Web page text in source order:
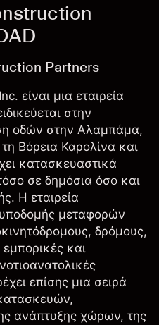
Partners
είναι μια εταιρεία
στην
οδών στην Αλαμπάμα,
Βόρεια Καρολίνα και
κατασκευαστικά
σε δημόσια όσο και
Η εταιρεία
μεταφορών
δρόμους,
και
επίσης μια σειρά
ανάπτυξης χώρων, της